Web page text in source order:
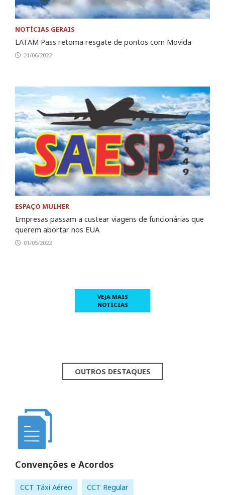
NOTÍCIAS GERAIS
LATAM Pass retoma resgate de pontos com Movida
21/06/2022
ESPAÇO MULHER
Empresas passam a custear viagens de funcionárias que
querem abortar nos EUA
01/05/2022
VEJA MAIS
NOTÍCIAS
OUTROS DESTAQUES
Convenções e Acordos
CCT Táxi Aéreo
CCT Regular